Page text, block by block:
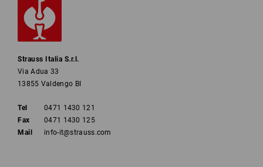
Strauss Italia S.r.l.
Via Adua 33
13855 Valdengo BI
Tel
0471 1430 121
Fax
0471 1430 125
Mail
info-it@strauss.com